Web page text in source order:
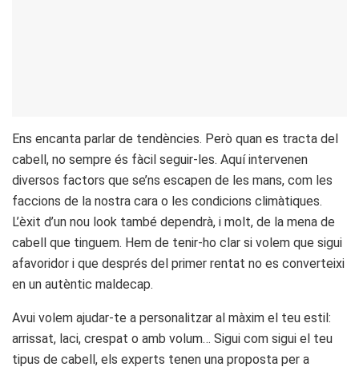
Ens encanta parlar de tendències. Però quan es tracta del
cabell, no sempre és fàcil seguir-les. Aquí intervenen
diversos factors que se’ns escapen de les mans, com les
faccions de la nostra cara o les condicions climàtiques.
L’èxit d’un nou look també dependrà, i molt, de la mena de
cabell que tinguem. Hem de tenir-ho clar si volem que sigui
afavoridor i que després del primer rentat no es converteixi
en un autèntic maldecap.
Avui volem ajudar-te a personalitzar al màxim el teu estil:
arrissat, laci, crespat o amb volum… Sigui com sigui el teu
tipus de cabell, els experts tenen una proposta per a